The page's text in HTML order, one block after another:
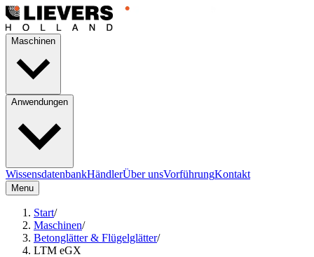
Maschinen
Anwendungen
WissensdatenbankHändlerÜber unsVorführungKontakt
Menu
Start/
Maschinen/
Betonglätter & Flügelglätter/
LTM eGX